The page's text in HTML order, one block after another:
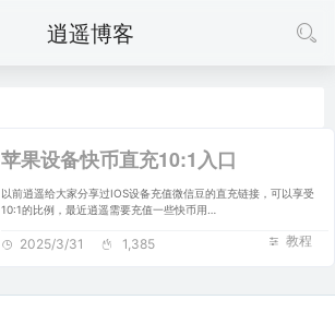
逍遥博客
苹果设备快币直充10:1入口
以前逍遥给大家分享过IOS设备充值微信豆的直充链接，可以享受
10:1的比例，最近逍遥需要充值一些快币用…
教程
2025/3/31 1,385